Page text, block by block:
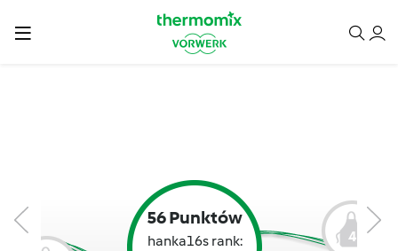
56 Punktów
hanka16s rank: 4